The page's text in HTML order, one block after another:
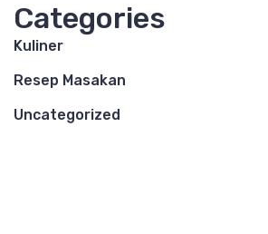
Categories
Kuliner
Resep Masakan
Uncategorized